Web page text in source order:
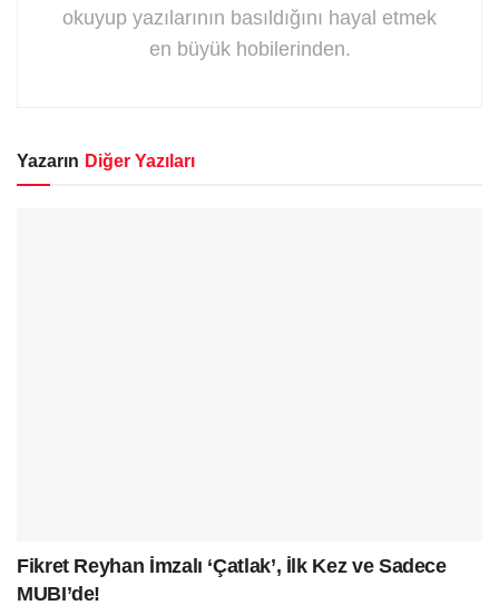
okuyup yazılarının basıldığını hayal etmek
en büyük hobilerinden.
Yazarın Diğer Yazıları
Fikret Reyhan İmzalı ‘Çatlak’, İlk Kez ve Sadece
MUBI’de!